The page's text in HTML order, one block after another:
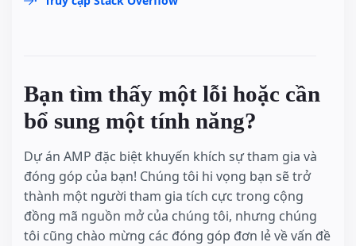
Bạn tìm thấy một lỗi hoặc cần
bổ sung một tính năng?
Dự án AMP đặc biệt khuyến khích sự tham gia và
đóng góp của bạn! Chúng tôi hi vọng bạn sẽ trở
thành một người tham gia tích cực trong cộng
đồng mã nguồn mở của chúng tôi, nhưng chúng
tôi cũng chào mừng các đóng góp đơn lẻ về vấn đề